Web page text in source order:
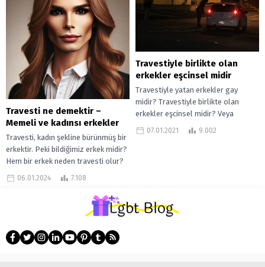
Travesti ne demektir –
Memeli ve kadınsı erkekler
Travesti, kadın şekline bürünmüş bir
erkektir. Peki bildiğimiz erkek midir?
Hem bir erkek neden travesti olur?
Her kadın kılığına giren...
06.01.2024 7.108
Travestiyle birlikte olan
erkekler eşcinsel midir
Travestiyle yatan erkekler gay
midir? Travestiyle birlikte olan
erkekler eşcinsel midir? Veya
travestiyle birlikte olmak bir erkeği
07.01.2021 9.002